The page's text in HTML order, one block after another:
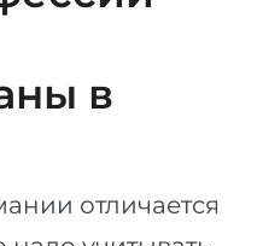
в
отличается